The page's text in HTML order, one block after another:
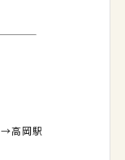
→高岡駅